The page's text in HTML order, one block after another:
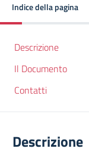
Indice della pagina
Descrizione
Il Documento
Contatti
Descrizione